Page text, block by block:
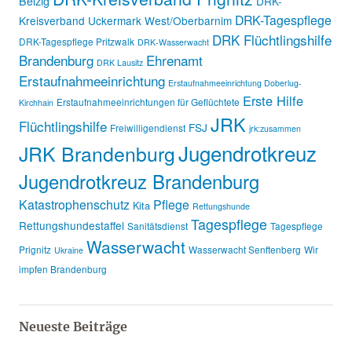
Kreisverband Uckermark West/Oberbarnim DRK-Tagespflege
DRK-Tagespflege Pritzwalk DRK-Wasserwacht DRK Flüchtlingshilfe
Brandenburg DRK Lausitz Ehrenamt
Erstaufnahmeeinrichtung Erstaufnahmeeinrichtung Doberlug-
Kirchhain Erstaufnahmeeinrichtungen für Geflüchtete Erste Hilfe
Flüchtlingshilfe Freiwilligendienst FSJ JRK jrk:zusammen
JRK BrandenburgJugendrotkreuz
Jugendrotkreuz Brandenburg
Katastrophenschutz Kita Pflege Rettungshunde
Rettungshundestaffel Sanitätsdienst Tagespflege Tagespflege
Prignitz Ukraine Wasserwacht Wasserwacht Senftenberg Wir
impfen Brandenburg
Neueste Beiträge